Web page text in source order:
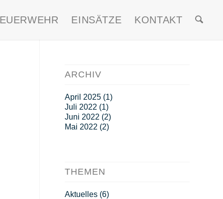
EINSÄTZE KONTAKT
ARCHIV
April 2025(1)
Juli 2022 (1)
Juni 2022 (2)
Mai 2022 (2)
THEMEN
Aktuelles(6)